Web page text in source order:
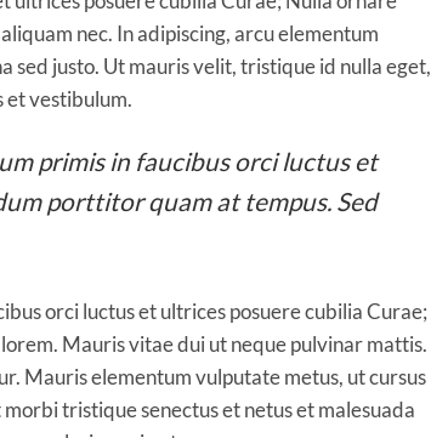
nec. In adipiscing, arcu elementum
sed justo. Ut mauris velit, tristique id nulla eget,
et vestibulum.
primis in faucibus orci luctus et
porttitor quam at tempus. Sed
orci luctus et ultrices posuere cubilia Curae;
Mauris vitae dui ut neque pulvinar mattis.
Mauris elementum vulputate metus, ut cursus
tristique senectus et netus et malesuada